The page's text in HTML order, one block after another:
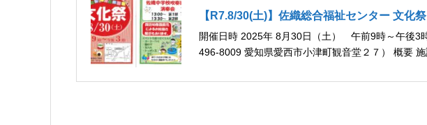
【R7.8/30(土)】佐織総合福祉センター 文化祭
開催日時 2025年 8月30日（土） 午前9時～午後3時 開催場所 佐織総合福祉センター（〒
496-8009 愛知県愛西市小津町観音堂２７） 概要 施設利用団体・個人による作品展ギター演